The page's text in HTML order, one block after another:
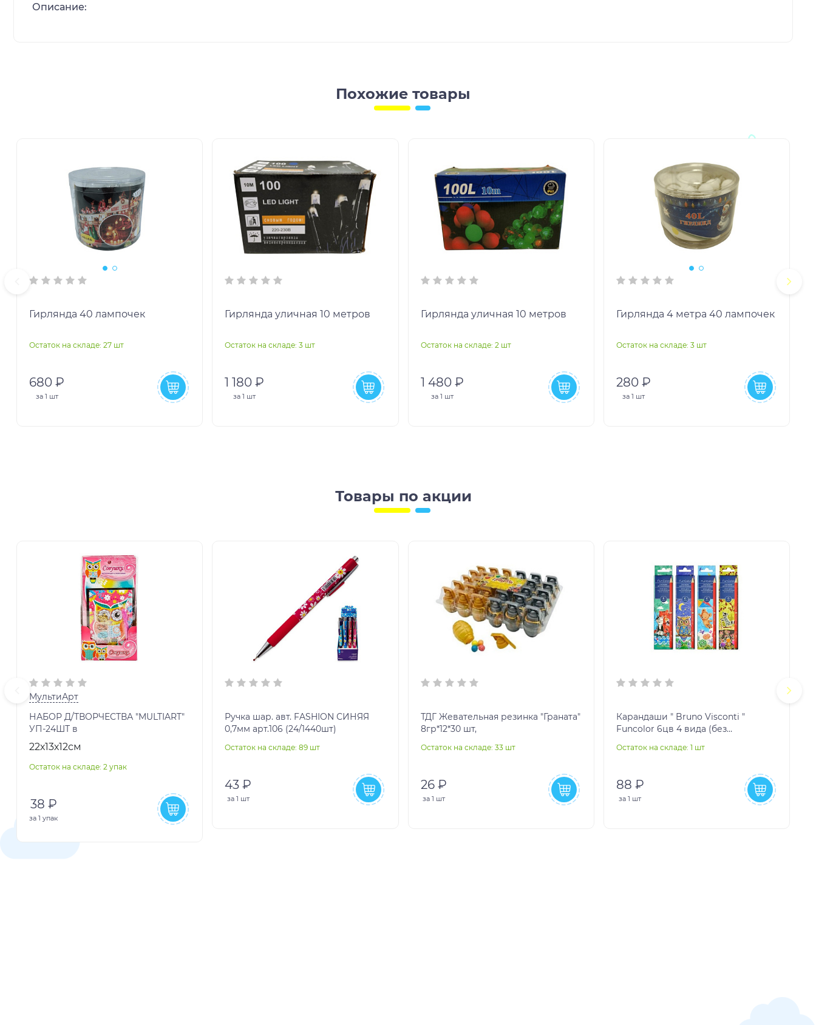
Описание:
Похожие товары
Гирлянда 40 лампочек
Остаток на складе: 27 шт
680 ₽
за 1 шт
Гирлянда уличная 10 метров
Остаток на складе: 3 шт
1 180 ₽
за1 шт
Гирлянда уличная 10 метров
Остаток на складе: 2 шт
1 480 ₽
за 1 шт
Гирлянда 4 метра 40 лампочек
Остаток на складе: 3 шт
280 ₽
за 1 шт
Товары по акции
МультиАрт
НАБОР Д/ТВОРЧЕСТВА "MULTIART"
УП-24ШТ в
22х13х12см
Остаток на складе: 2 упак
38 ₽
за 1 упак
Ручка шар. авт. FASHION СИНЯЯ
0,7мм арт.106 (24/1440шт)
Остаток на складе: 89 шт
43 ₽
за 1 шт
ТДГ Жевательная резинка "Граната"
8гр*12*30 шт,
Остаток на складе: 33 шт
26 ₽
за 1 шт
Карандаши " Bruno Visconti "
Funcolor 6цв 4 вида (без
трехгранные, пла
Остаток на складе: 1 шт
88 ₽
за1 шт